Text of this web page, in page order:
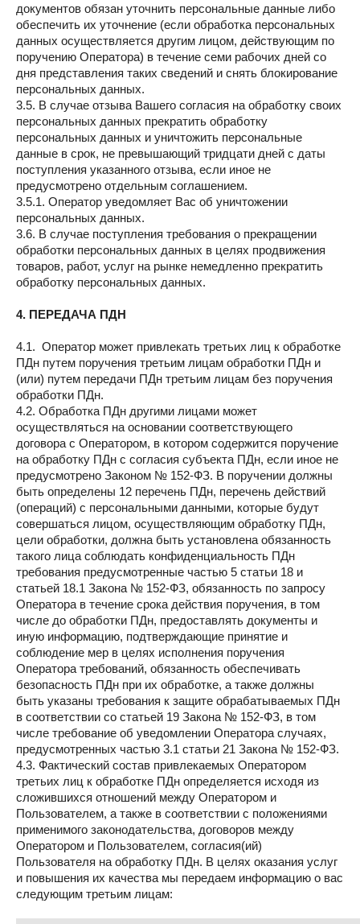
документов обязан уточнить персональные данные либо
обеспечить их уточнение (если обработка персональных
данных осуществляется другим лицом, действующим по
поручению Оператора) в течение семи рабочих дней со
дня представления таких сведений и снять блокирование
персональных данных.
3.5. В случае отзыва Вашего согласия на обработку своих
персональных данных прекратить обработку
персональных данных и уничтожить персональные
данные в срок, не превышающий тридцати дней с даты
поступления указанного отзыва, если иное не
предусмотрено отдельным соглашением.
3.5.1. Оператор уведомляет Вас об уничтожении
персональных данных.
3.6. В случае поступления требования о прекращении
обработки персональных данных в целях продвижения
товаров, работ, услуг на рынке немедленно прекратить
обработку персональных данных.
4. ПЕРЕДАЧА ПДН
4.1. Оператор может привлекать третьих лиц к обработке
ПДн путем поручения третьим лицам обработки ПДн и
(или) путем передачи ПДн третьим лицам без поручения
обработки ПДн.
4.2. Обработка ПДн другими лицами может
осуществляться на основании соответствующего
договора с Оператором, в котором содержится поручение
на обработку ПДн с согласия субъекта ПДн, если иное не
предусмотрено Законом № 152-ФЗ. В поручении должны
быть определены 12 перечень ПДн, перечень действий
(операций) с персональными данными, которые будут
совершаться лицом, осуществляющим обработку ПДн,
цели обработки, должна быть установлена обязанность
такого лица соблюдать конфиденциальность ПДн
требования предусмотренные частью 5 статьи 18 и
статьей 18.1 Закона № 152-ФЗ, обязанность по запросу
Оператора в течение срока действия поручения, в том
числе до обработки ПДн, предоставлять документы и
иную информацию, подтверждающие принятие и
соблюдение мер в целях исполнения поручения
Оператора требований, обязанность обеспечивать
безопасность ПДн при их обработке, а также должны
быть указаны требования к защите обрабатываемых ПДн
в соответствии со статьей 19 Закона № 152-ФЗ, в том
числе требование об уведомлении Оператора случаях,
предусмотренных частью 3.1 статьи 21 Закона № 152-ФЗ.
4.3. Фактический состав привлекаемых Оператором
третьих лиц к обработке ПДн определяется исходя из
сложившихся отношений между Оператором и
Пользователем, а также в соответствии с положениями
применимого законодательства, договоров между
Оператором и Пользователем, согласия(ий)
Пользователя на обработку ПДн. В целях оказания услуг
и повышения их качества мы передаем информацию о вас
следующим третьим лицам: